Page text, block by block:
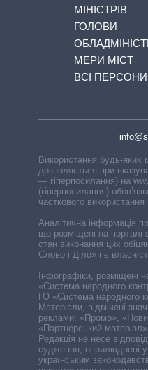
МІНІСТРІВ
ГОЛОВИ
МЕРИ МІСТ
ВСІ ПЕРСОНИ
Використання будь-яких
дозволяється при
— гіперпосилання) на
(гіперпосилання)
часткового використання
Аналітична інформація
що розміщені на порталі
стан виконання цих
Слово і Діло» і є
Інфографіки, розміщені
«Система народного
ГО «Система народного
Матеріали, відмічені
реклами: «Промо»,
«Партнерський
Редакція не несе
судження, оприлюднені у
українським